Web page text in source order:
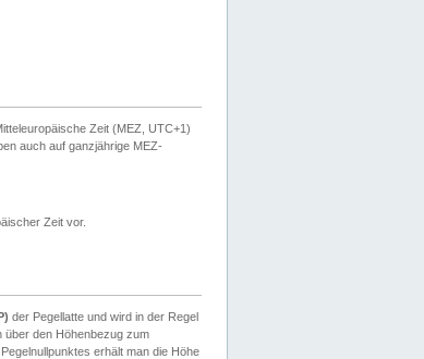
Zeit (MEZ, UTC+1)
auch auf ganzjährige MEZ-
Zeit vor.
der Pegellatte und wird in der Regel
über den Höhenbezug zum
erhält man die Höhe